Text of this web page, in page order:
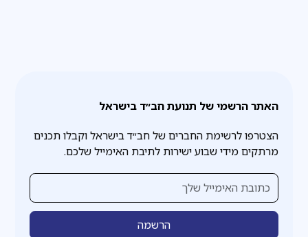
האתר הרשמי של תנועת חב״ד בישראל
הצטרפו לרשימת החברים של חב״ד בישראל וקבלו תכנים
מרתקים מידי שבוע ישירות לתיבת האימייל שלכם.